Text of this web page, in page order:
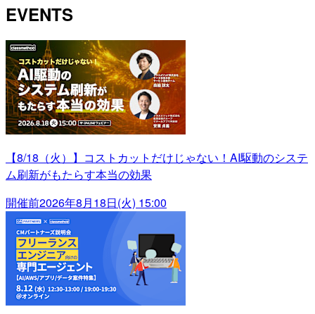
EVENTS
【8/18（火）】コストカットだけじゃない！AI駆動のシステ
ム刷新がもたらす本当の効果
開催前2026年8月18日(火) 15:00